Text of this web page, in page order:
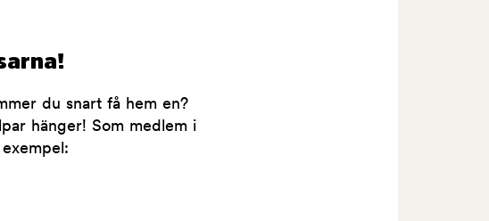
du snart få hem en?
hänger! Som medlem i